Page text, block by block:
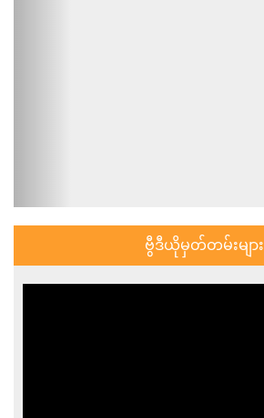
ဗွီဒီယိုမှတ်တမ်းများ